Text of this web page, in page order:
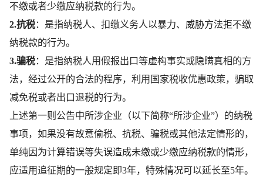
不缴或者少缴应纳税款的行为。
2.抗税：是指纳税人、扣缴义务人以暴力、威胁方法拒不缴
纳税款的行为。
3.骗税：是指纳税人用假报出口等虚构事实或隐瞒真相的方
法，经过公开的合法的程序，利用国家税收优惠政策，骗取
减免税或者出口退税的行为。
上述第一则公告中所涉企业（以下简称“所涉企业”）的纳税
事项，如果没有故意偷税、抗税、骗税或其他法定情形的，
单纯因为计算错误等失误造成未缴或少缴应纳税款的情形，
应适用追征期的一般规定即3年，特殊情况可以延长至5年。